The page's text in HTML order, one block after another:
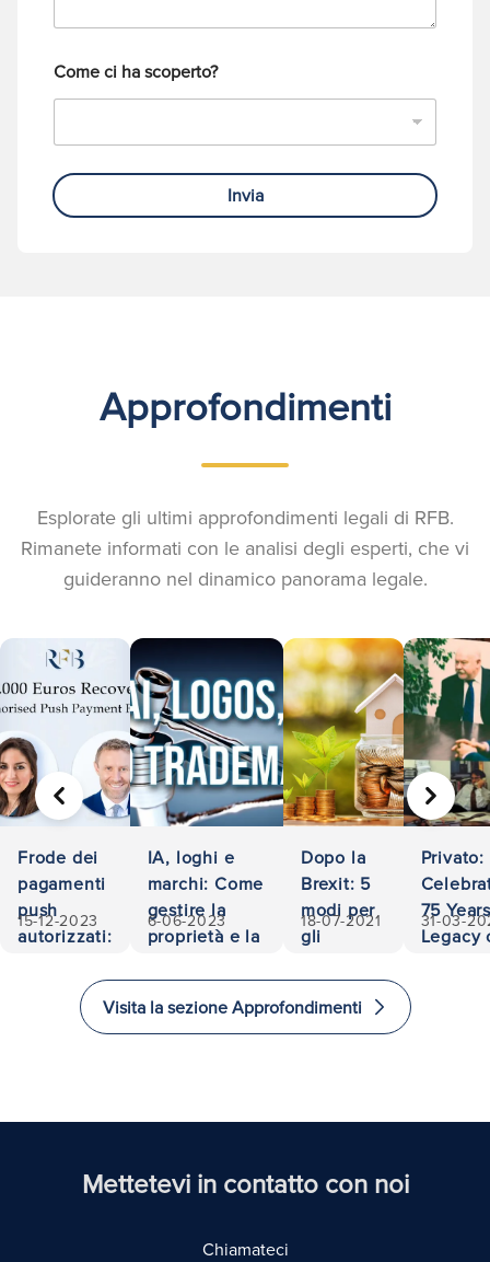
o
Come ci ha scoperto?
Invia
Approfondimenti
Esplorate gli ultimi approfondimenti legali di RFB.
Rimanete informati con le analisi degli esperti, che vi
guideranno nel dinamico panorama legale.
Frode dei
pagamenti
push
autorizzati:
recuperati
15-12-2023
IA, loghi e
marchi: Come
gestire la
proprietà e la
6-06-2023
Dopo la
Brexit: 5
modi per
gli
di
investire
e
Regno
18-07-2021
Privato:
75
Legacy
31-03-
PRECEDENTE AVANTI
Visita la sezione Approfondimenti
Mettetevi in contatto con noi
Chiamateci